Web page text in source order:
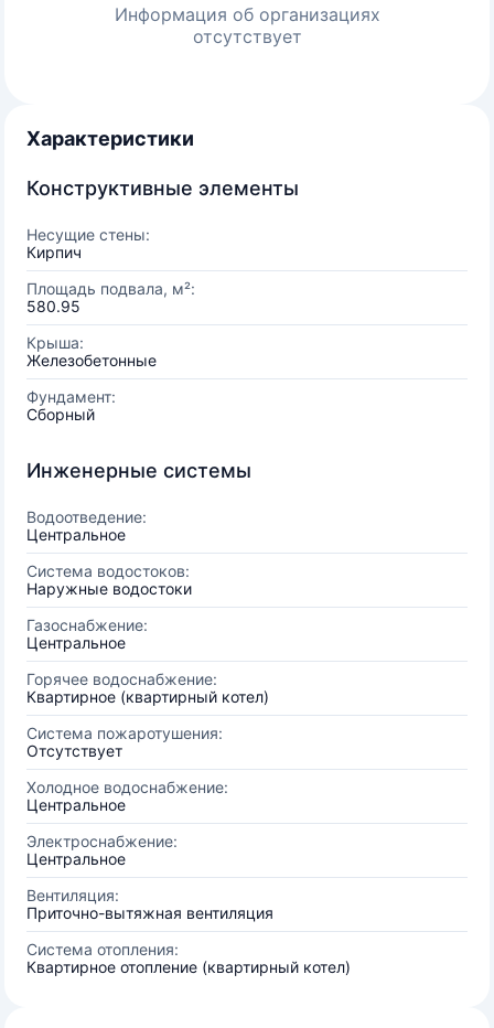
Информация об организациях
отсутствует
Характеристики
Конструктивные элементы
Несущие стены:
Кирпич
Площадь подвала, м²:
580.95
Крыша:
Железобетонные
Фундамент:
Сборный
Инженерные системы
Водоотведение:
Центральное
Система водостоков:
Наружные водостоки
Газоснабжение:
Центральное
Горячее водоснабжение:
Квартирное (квартирный котел)
Система пожаротушения:
Отсутствует
Холодное водоснабжение:
Центральное
Электроснабжение:
Центральное
Вентиляция:
Приточно-вытяжная вентиляция
Система отопления:
Квартирное отопление (квартирный котел)